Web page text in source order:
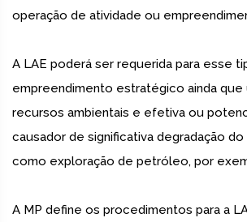
operação de atividade ou
A LAE poderá ser requerida para esse
empreendimento estratégico ainda que
recursos ambientais e efetiva ou
causador de significativa degradação
como exploração de petróleo, por
A MP define os procedimentos para a